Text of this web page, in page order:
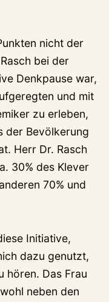
nicht der
bei der
Denkpause war,
und mit
zu erleben,
der Bevölkerung
Herr Dr. Rasch
30% des Klever
70% und
Initiative,
dazu genutzt,
hören. Das Frau
neben den